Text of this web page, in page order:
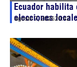
Ecuador
elecciones
agosto 7, 202620:42